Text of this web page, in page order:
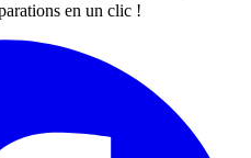
en un clic !